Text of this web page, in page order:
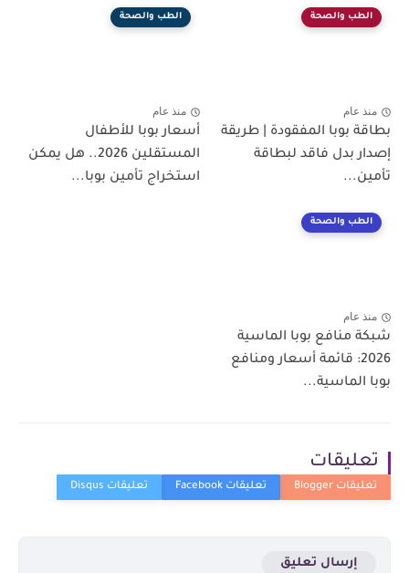
الطب والصحة
منذ عام
بطاقة بوبا المفقودة | طريقة
إصدار بدل فاقد لبطاقة
تأمين...
الطب والصحة
منذ عام
أسعار بوبا للأطفال
المستقلين 2026.. هل يمكن
استخراج تأمين بوبا...
الطب والصحة
منذ عام
شبكة منافع بوبا الماسية
2026: قائمة أسعار ومنافع
بوبا الماسية...
تعليقات
إرسال تعليق